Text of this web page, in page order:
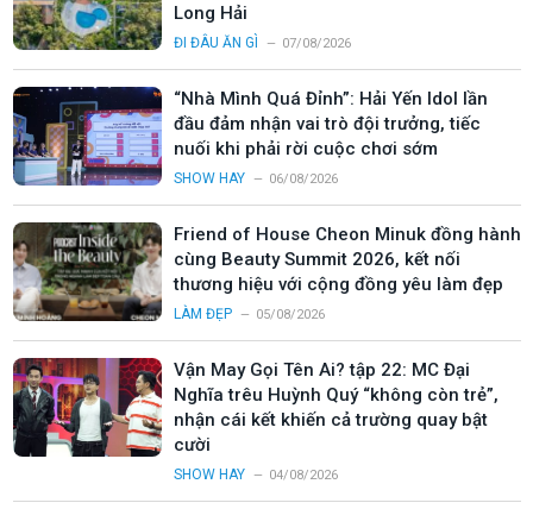
Long Hải
ĐI ĐÂU ĂN GÌ 07/08/2026
“Nhà Mình Quá Đỉnh”: Hải Yến Idol lần
đầu đảm nhận vai trò đội trưởng, tiếc
nuối khi phải rời cuộc chơi sớm
SHOW HAY 06/08/2026
Friend of House Cheon Minuk đồng hành
cùng Beauty Summit 2026, kết nối
thương hiệu với cộng đồng yêu làm đẹp
LÀM ĐẸP 05/08/2026
Vận May Gọi Tên Ai? tập 22: MC Đại
Nghĩa trêu Huỳnh Quý “không còn trẻ”,
nhận cái kết khiến cả trường quay bật
cười
SHOW HAY 04/08/2026